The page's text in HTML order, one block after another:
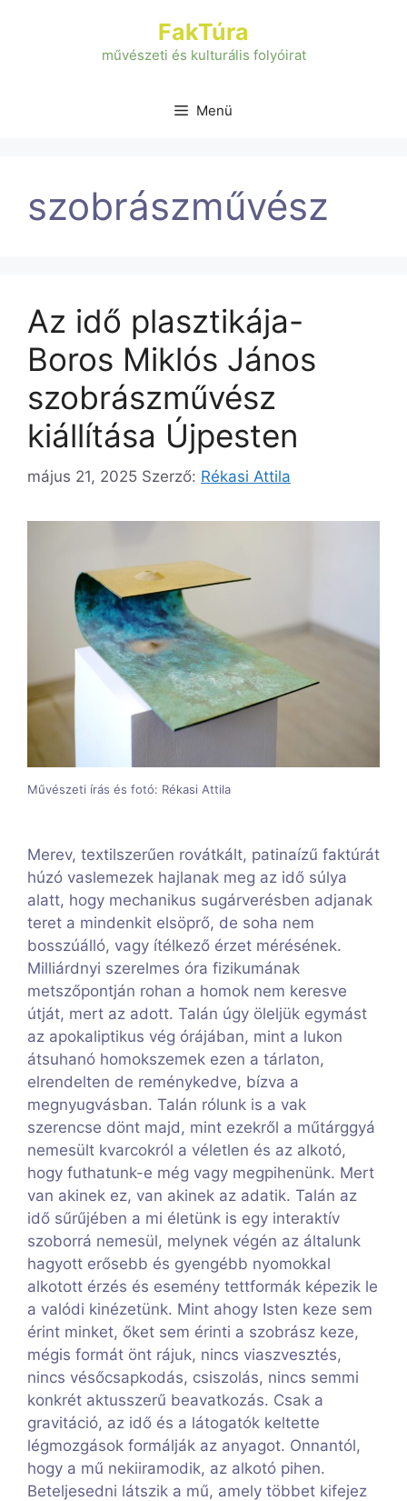
FakTúra
művészeti és kulturális folyóirat
Menü
szobrászművész
Az idő plasztikája-
Boros Miklós János
szobrászművész
kiállítása Újpesten
május 21, 2025 Szerző: Rékasi Attila
Művészeti írás és fotó: Rékasi Attila
Merev, textilszerűen rovátkált, patinaízű faktúrát
húzó vaslemezek hajlanak meg az idő súlya
alatt, hogy mechanikus sugárverésben adjanak
teret a mindenkit elsöprő, de soha nem
bosszúálló, vagy ítélkező érzet mérésének.
Milliárdnyi szerelmes óra fizikumának
metszőpontján rohan a homok nem keresve
útját, mert az adott. Talán úgy öleljük egymást
az apokaliptikus vég órájában, mint a lukon
átsuhanó homokszemek ezen a tárlaton,
elrendelten de reménykedve, bízva a
megnyugvásban. Talán rólunk is a vak
szerencse dönt majd, mint ezekről a műtárggyá
nemesült kvarcokról a véletlen és az alkotó,
hogy futhatunk-e még vagy megpihenünk. Mert
van akinek ez, van akinek az adatik. Talán az
idő sűrűjében a mi életünk is egy interaktív
szoborrá nemesül, melynek végén az általunk
hagyott erősebb és gyengébb nyomokkal
alkotott érzés és esemény tettformák képezik le
a valódi kinézetünk. Mint ahogy Isten keze sem
érint minket, őket sem érinti a szobrász keze,
mégis formát önt rájuk, nincs viaszvesztés,
nincs vésőcsapkodás, csiszolás, nincs semmi
konkrét aktusszerű beavatkozás. Csak a
gravitáció, az idő és a látogatók keltette
légmozgások formálják az anyagot. Onnantól,
hogy a mű nekiiramodik, az alkotó pihen.
Beteljesedni látszik a mű, amely többet kifejez